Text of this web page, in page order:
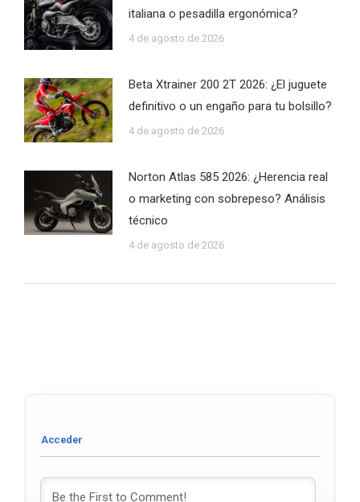
italiana o pesadilla ergonómica?
4 de agosto de 2026
Beta Xtrainer 200 2T 2026: ¿El juguete
definitivo o un engaño para tu bolsillo?
4 de agosto de 2026
Norton Atlas 585 2026: ¿Herencia real
o marketing con sobrepeso? Análisis
técnico
4 de agosto de 2026